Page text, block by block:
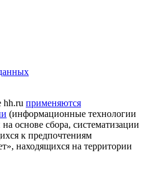
hh.ru применяются
(информационные технологии
основе сбора, систематизации
к предпочтениям
находящихся на территории